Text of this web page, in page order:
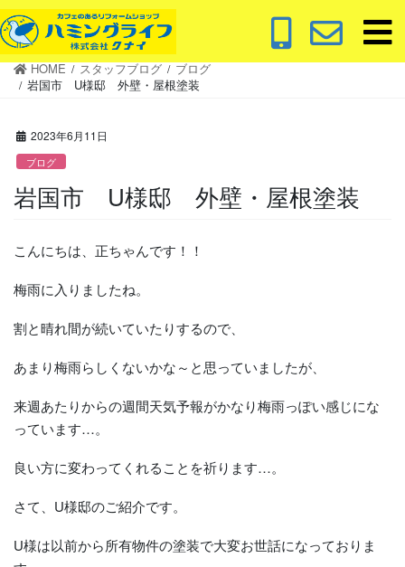
コ
ン
テ
ナ
ビ
ゲ
HOME スタッフブログ
ブログ
岩国市 U様邸 外壁・屋根塗装
2023年6月11日
ブログ
岩国市 U様邸 外壁・屋根塗装
こんにちは、正ちゃんです！！
梅雨に入りましたね。
割と晴れ間が続いていたりするので、
あまり梅雨らしくないかな～と思っていましたが、
来週あたりからの週間天気予報がかなり梅雨っぽい感じにな
っています…。
良い方に変わってくれることを祈ります…。
さて、U様邸のご紹介です。
U様は以前から所有物件の塗装で大変お世話になっておりま